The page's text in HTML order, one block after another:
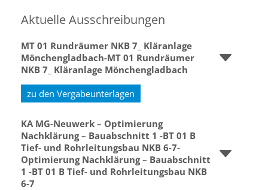
Aktuelle Ausschreibungen
MT 01 Rundräumer NKB 7_ Kläranlage
Mönchengladbach-MT 01 Rundräumer
NKB 7_ Kläranlage Mönchengladbach
zu den Vergabeunterlagen
KA MG-Neuwerk – Optimierung
Nachklärung – Bauabschnitt 1 -BT 01 B
Tief- und Rohrleitungsbau NKB 6-7-
Optimierung Nachklärung – Bauabschnitt
1 -BT 01 B Tief- und Rohrleitungsbau NKB
6-7